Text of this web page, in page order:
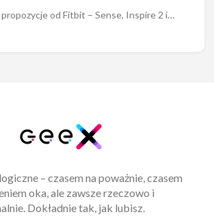
od Fitbit – Sense, Inspire 2 i…
– czasem na poważnie, czasem
oka, ale zawsze rzeczowo i
Dokładnie tak, jak lubisz.